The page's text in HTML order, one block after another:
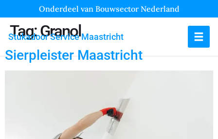
Onderdeel van Bouwsector Nederland
Stukadoor Service Maastricht
Tag:Granol
Sierpleister Maastricht